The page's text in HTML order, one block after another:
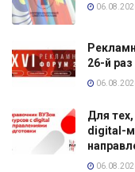
26-й раз
Для
digital-